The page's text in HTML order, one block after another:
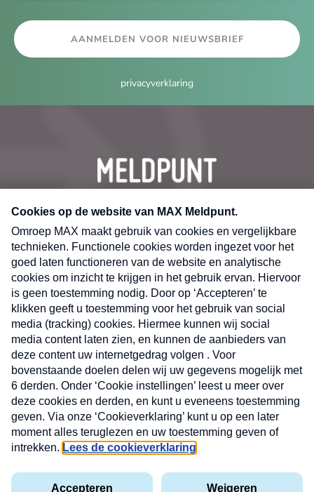
AANMELDEN VOOR NIEUWSBRIEF
privacyverklaring
CONTACT
Volg ons op
MAX
Cookieverklaring
Kwetsbaarheid
X
Nieuwsbrief
Neem hier een gratis abonnement op de MAX
Consumenten nieuwsbrief. Elke maandag en
donderdag in uw mailbox.